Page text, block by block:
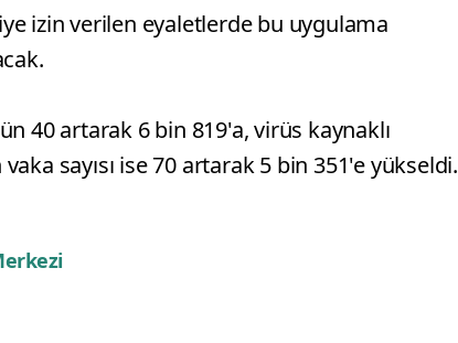
izin verilen eyaletlerde bu uygulama
40 artarak 6 bin 819'a, virüs kaynaklı
sayısı ise 70 artarak 5 bin 351'e yükseldi.